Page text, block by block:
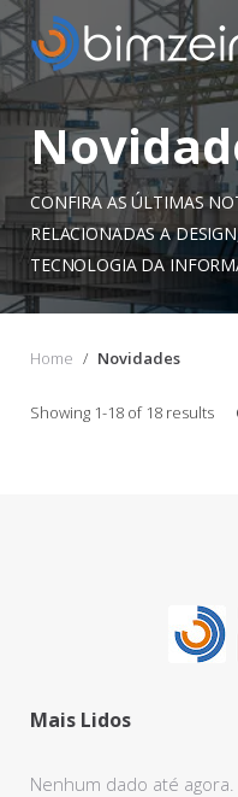
S
k
i
p
o
n
t
e
n
CONFIRA AS ÚLTIMAS
RELACIONADAS A
TECNOLOGIA DA
Home / Novidades
Showing 1-18 of 18 results
Mais Lidos
Nenhum dado até agora.